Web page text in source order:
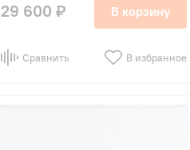
29 600 ₽ В корзину
Сравнить В избранное